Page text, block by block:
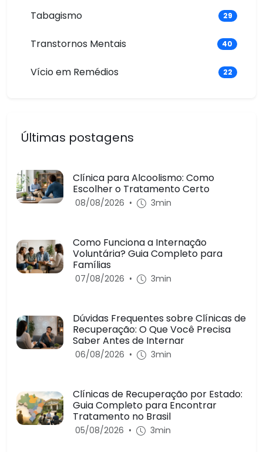
Tabagismo 29
Transtornos Mentais 40
Vício em Remédios 22
Últimas postagens
Clínica para Alcoolismo: Como
Escolher o Tratamento Certo
08/08/2026 • 3min
Como Funciona a Internação
Voluntária? Guia Completo para
Famílias
07/08/2026 • 3min
Dúvidas Frequentes sobre Clínicas de
Recuperação: O Que Você Precisa
Saber Antes de Internar
06/08/2026 • 3min
Clínicas de Recuperação por Estado:
Guia Completo para Encontrar
Tratamento no Brasil
05/08/2026 • 3min